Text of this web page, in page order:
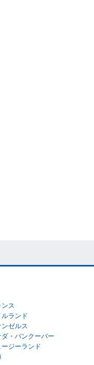
ス
ルランド
ンゼルス
ダ・バンクーバー
ージーランド